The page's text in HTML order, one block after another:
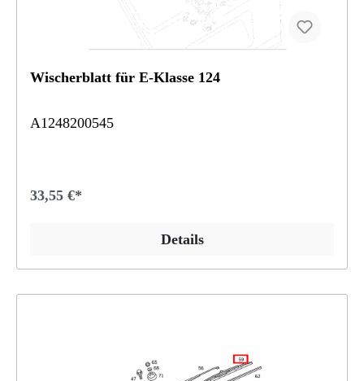
Wischerblatt für E-Klasse 124
A1248200545
33,55 €*
Details